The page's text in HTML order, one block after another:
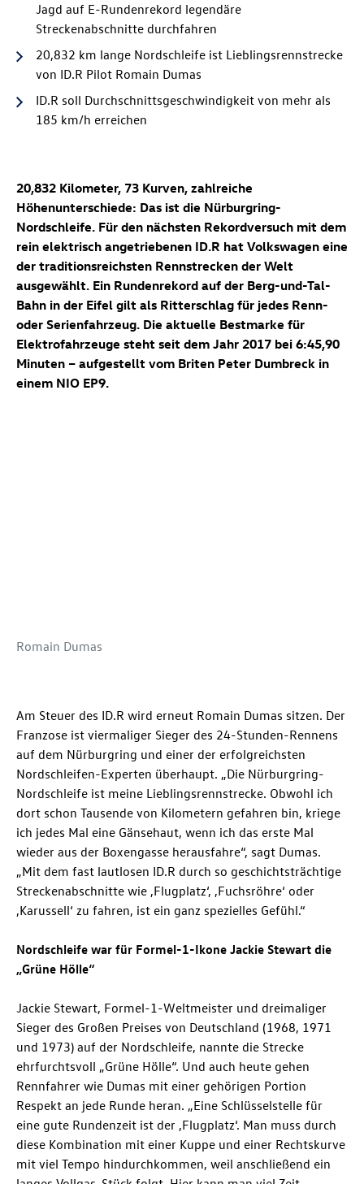
Jagd auf E-Rundenrekord legendäre
Streckenabschnitte durchfahren
20,832 km lange Nordschleife ist Lieblingsrennstrecke
von ID.R Pilot Romain Dumas
ID.R soll Durchschnittsgeschwindigkeit von mehr als
185 km/h erreichen
20,832 Kilometer, 73 Kurven, zahlreiche
Höhenunterschiede: Das ist die Nürburgring-
Nordschleife. Für den nächsten Rekordversuch mit dem
rein elektrisch angetriebenen ID.R hat Volkswagen eine
der traditionsreichsten Rennstrecken der Welt
ausgewählt. Ein Rundenrekord auf der Berg-und-Tal-
Bahn in der Eifel gilt als Ritterschlag für jedes Renn-
oder Serienfahrzeug. Die aktuelle Bestmarke für
Elektrofahrzeuge steht seit dem Jahr 2017 bei 6:45,90
Minuten – aufgestellt vom Briten Peter Dumbreck in
einem NIO EP9.
Romain Dumas
Am Steuer des ID.R wird erneut Romain Dumas sitzen. Der
Franzose ist viermaliger Sieger des 24-Stunden-Rennens
auf dem Nürburgring und einer der erfolgreichsten
Nordschleifen-Experten überhaupt. „Die Nürburgring-
Nordschleife ist meine Lieblingsrennstrecke. Obwohl ich
dort schon Tausende von Kilometern gefahren bin, kriege
ich jedes Mal eine Gänsehaut, wenn ich das erste Mal
wieder aus der Boxengasse herausfahre“, sagt Dumas.
„Mit dem fast lautlosen ID.R durch so geschichtsträchtige
Streckenabschnitte wie ‚Flugplatz‘, ‚Fuchsröhre‘ oder
‚Karussell‘ zu fahren, ist ein ganz spezielles Gefühl.“
Nordschleife war für Formel-1-Ikone Jackie Stewart die
„Grüne Hölle“
Jackie Stewart, Formel-1-Weltmeister und dreimaliger
Sieger des Großen Preises von Deutschland (1968, 1971
und 1973) auf der Nordschleife, nannte die Strecke
ehrfurchtsvoll „Grüne Hölle“. Und auch heute gehen
Rennfahrer wie Dumas mit einer gehörigen Portion
Respekt an jede Runde heran. „Eine Schlüsselstelle für
eine gute Rundenzeit ist der ‚Flugplatz‘. Man muss durch
diese Kombination mit einer Kuppe und einer Rechtskurve
mit viel Tempo hindurchkommen, weil anschließend ein